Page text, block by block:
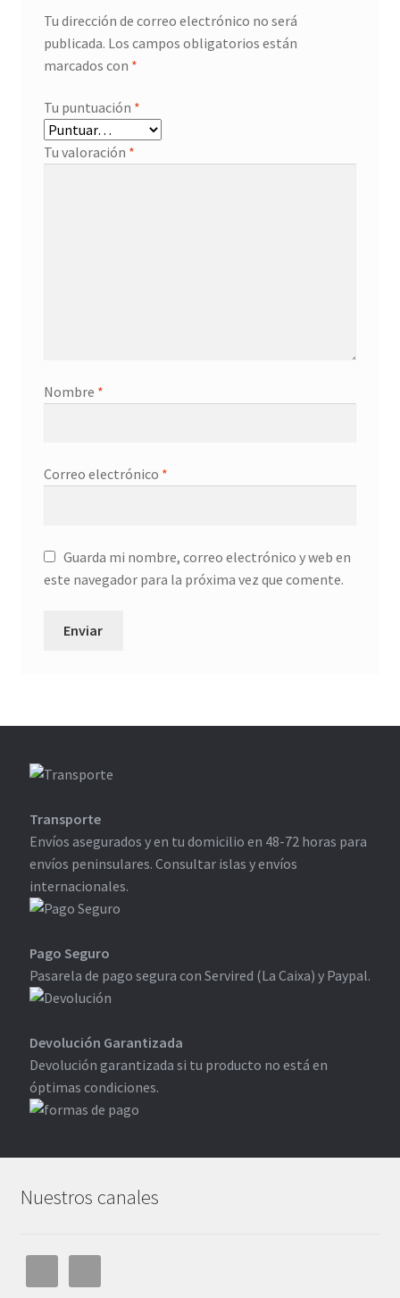
Tu dirección de correo electrónico no será
publicada. Los campos obligatorios están
marcados con *
Tu puntuación *
Tu valoración *
Nombre *
Correo electrónico *
Guarda mi nombre, correo electrónico y web en
este navegador para la próxima vez que comente.
Transporte
Envíos asegurados y en tu domicilio en 48-72 horas para
envíos peninsulares. Consultar islas y envíos
internacionales.
Pago Seguro
Pasarela de pago segura con Servired (La Caixa) y Paypal.
Devolución Garantizada
Devolución garantizada si tu producto no está en
óptimas condiciones.
Nuestros canales